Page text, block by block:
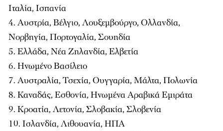
Ιταλία, Ισπανία
Αυστρία, Βέλγιο, Λουξεμβούργο, Ολλανδία,
Νορβηγία, Πορτογαλία, Σουηδία
Ελλάδα, Νέα Ζηλανδία, Ελβετία
Ηνωμένο Βασίλειο
Αυστραλία, Τσεχία, Ουγγαρία, Μάλτα, Πολωνία
Καναδάς, Εσθονία, Ηνωμένα Αραβικά Εμιράτα
Κροατία, Λετονία, Σλοβακία, Σλοβενία
Ισλανδία, Λιθουανία, ΗΠΑ